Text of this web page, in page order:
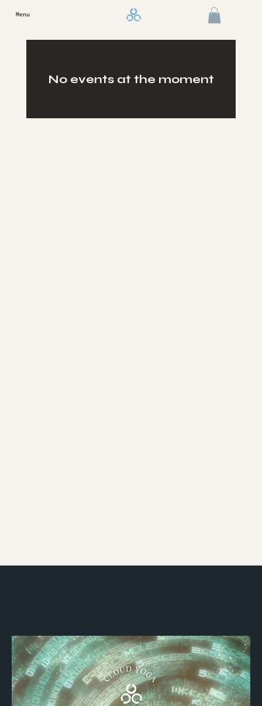
Menu
No events at the moment